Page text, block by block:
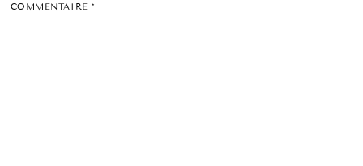
COMMENTAIRE*